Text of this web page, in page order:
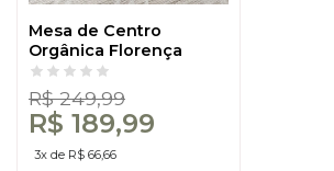
Mesa de Centro
Orgânica Florença
70cm com Pés
Metálicos Freijó/Gold -
Dalla Costa
R$ 249,99
R$ 189,99
3x de R$ 66,66